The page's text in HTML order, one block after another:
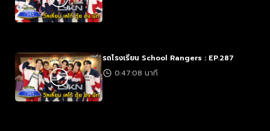
รถโรงเรียน School Rangers : EP.287
0:47:08 นาที